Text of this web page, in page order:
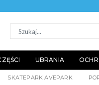
UBRANIA
SKATEPARK AVEPARK